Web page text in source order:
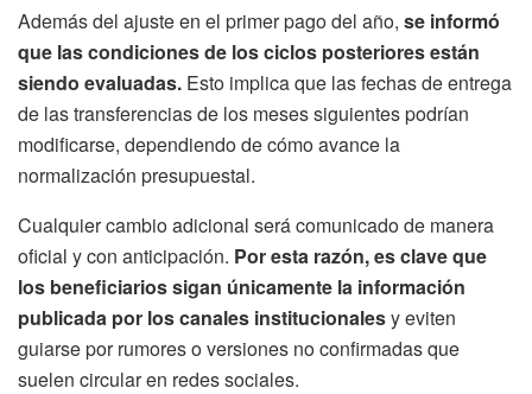
Además del ajuste en el primer pago del año, se informó
que las condiciones de los ciclos posteriores están
siendo evaluadas. Esto implica que las fechas de entrega
de las transferencias de los meses siguientes podrían
modificarse, dependiendo de cómo avance la
normalización presupuestal.
Cualquier cambio adicional será comunicado de manera
oficial y con anticipación. Por esta razón, es clave que
los beneficiarios sigan únicamente la información
publicada por los canales institucionalesy eviten
guiarse por rumores o versiones no confirmadas que
suelen circular en redes sociales.